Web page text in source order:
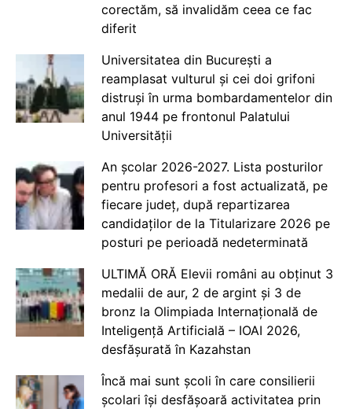
corectăm, să invalidăm ceea ce fac
diferit
Universitatea din București a
reamplasat vulturul și cei doi grifoni
distruși în urma bombardamentelor din
anul 1944 pe frontonul Palatului
Universității
An școlar 2026-2027. Lista posturilor
pentru profesori a fost actualizată, pe
fiecare județ, după repartizarea
candidaților de la Titularizare 2026 pe
posturi pe perioadă nedeterminată
ULTIMĂ ORĂ Elevii români au obținut 3
medalii de aur, 2 de argint și 3 de
bronz la Olimpiada Internațională de
Inteligență Artificială – IOAI 2026,
desfășurată în Kazahstan
Încă mai sunt școli în care consilierii
școlari își desfășoară activitatea prin